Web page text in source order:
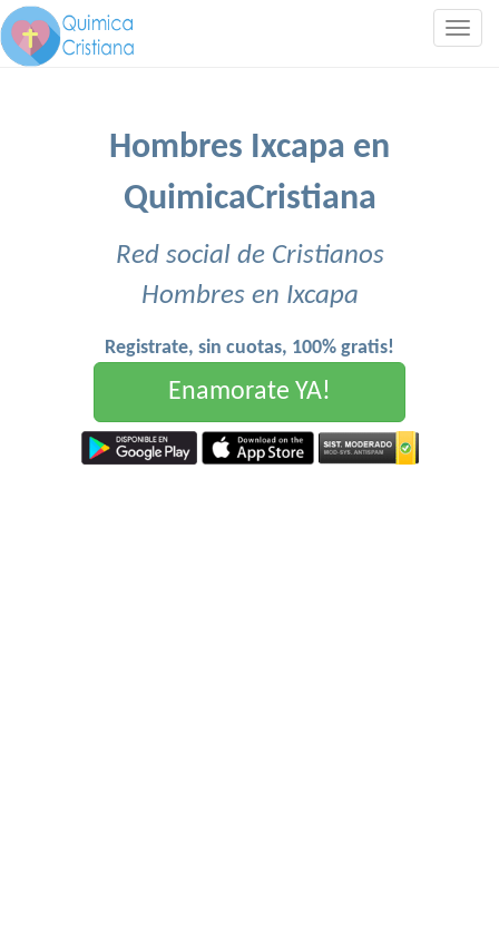
Hombres Ixcapa en
QuimicaCristiana
Red social de Cristianos
Hombres en Ixcapa
Registrate, sin cuotas, 100% gratis!
Enamorate YA!